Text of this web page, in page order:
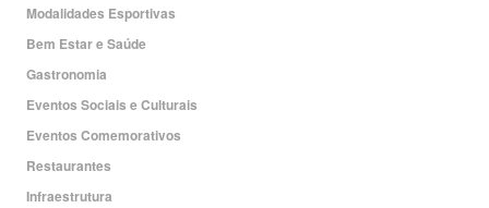
Modalidades Esportivas
Bem Estar e Saúde
Gastronomia
Eventos Sociais e Culturais
Eventos Comemorativos
Restaurantes
Infraestrutura